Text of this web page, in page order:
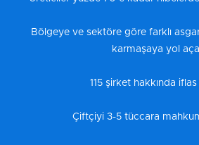
Bölgeye ve sektöre göre farklı
karmaşaya yol
115 şirket hakkında iflas
Çiftçiyi 3-5 tüccara